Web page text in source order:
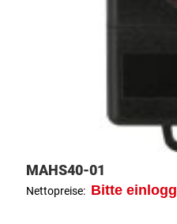
MAHS40-01
Nettopreise: Bitte